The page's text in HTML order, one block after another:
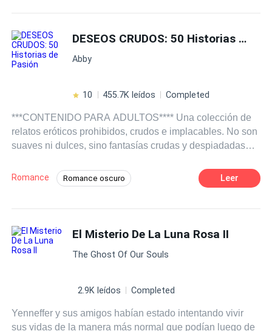
con tu deliciosa polla. Por favor, lléname” —gemí. --- Esta
es una colección de historias eróticas escritas para
hacerte estremecer de expectativa, gotear pensamientos
Erótico Gay por ti DESEOS CRUDOS: 50 Historias de Pasión
Abby
10 455.7K leídos Completed
***CONTENIDO PARA ADULTOS**** Una colección de
relatos eróticos prohibidos, crudos e implacables. No son
suaves ni dulces, sino fantasías crudas y despiadadas
ansíe más. Raw Desires te ofrece 50 relatos tabú
completos, cada uno de ellos diseñado para sumergirte
reconstituidas, hasta folladas en público, gangbangs y
dominación implacable, estas historias no se cortan un
pelo. Encontrarás chicas inocentes arruinadas, zorras
de rol sucios e incluso una muestra del calor entre
gráfica y descaradamente obscena, escrita con detalles
nítidos que te permiten ver, oír y sentir cada embestida,
Romance Romance oscuro
Triángulo Amoroso Relación en la Oficina
Leer
El Misterio De La Luna Rosa II
The Ghost Of Our Souls
2.9K leídos Completed
Yenneffer y sus amigos habían estado intentando vivir
sus vidas de la manera más normal que podían luego de